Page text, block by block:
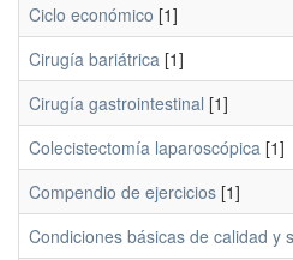
Ciclo económico [1]
Cirugía bariátrica [1]
Cirugía gastrointestinal [1]
Colecistectomía laparoscópica [1]
Compendio de ejercicios [1]
Condiciones básicas de calidad y